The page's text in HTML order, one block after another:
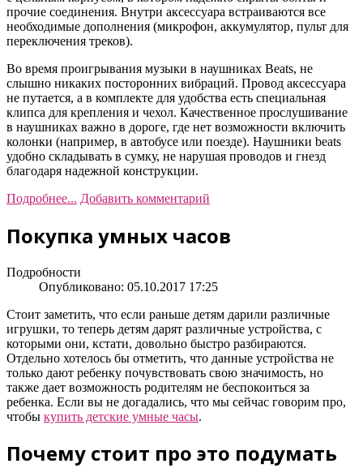
прочие соединения. Внутри аксессуара встраиваются все
необходимые дополнения (микрофон, аккумулятор, пульт для
переключения треков).
Во время проигрывания музыки в наушниках Beats, не
слышно никаких посторонних вибраций. Провод аксессуара
не путается, а в комплекте для удобства есть специальная
клипса для крепления и чехол. Качественное прослушивание
в наушниках важно в дороге, где нет возможности включить
колонки (например, в автобусе или поезде). Наушники beats
удобно складывать в сумку, не нарушая проводов и гнезд
благодаря надежной конструкции.
Подробнее... Добавить комментарий
Покупка умных часов
Подробности
Опубликовано: 05.10.2017 17:25
Стоит заметить, что если раньше детям дарили различные
игрушки, то теперь детям дарят различные устройства, с
которыми они, кстати, довольно быстро разбираются.
Отдельно хотелось бы отметить, что данные устройства не
только дают ребенку почувствовать свою значимость, но
также дает возможность родителям не беспокоиться за
ребенка. Если вы не догадались, что мы сейчас говорим про,
чтобы купить детские умные часы.
Почему стоит про это подумать